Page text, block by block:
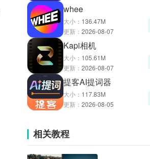
whee
大小： 136.47M
更新： 2026-08-07
Kapi相机
大小： 105.61M
更新： 2026-08-07
提客AI提词器
大小： 117.83M
更新： 2026-08-05
相关教程